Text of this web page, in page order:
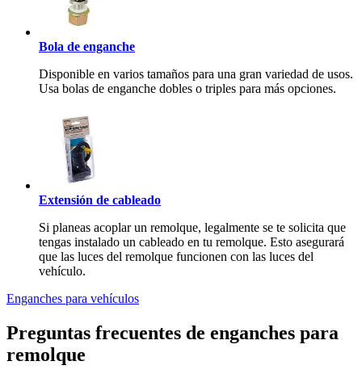
Bola de enganche
Disponible en varios tamaños para una gran variedad de usos.
Usa bolas de enganche dobles o triples para más opciones.
Extensión de cableado
Si planeas acoplar un remolque, legalmente se te solicita que
tengas instalado un cableado en tu remolque. Esto asegurará
que las luces del remolque funcionen con las luces del
vehículo.
Enganches para vehículos
Preguntas frecuentes de enganches para
remolque